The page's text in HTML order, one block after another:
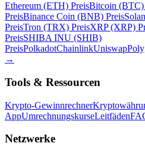
Ethereum (ETH) PreisBitcoin (BTC)
PreisBinance Coin (BNB) Preis
PreisTron (TRX) PreisXRP (XRP)
PreisSHIBA INU (SHIB)
PreisPolkadotChainlinkUniswap
→
Tools & Ressourcen
Krypto-Gewinnrechner
AppUmrechnungskurseLeitfäden
Netzwerke